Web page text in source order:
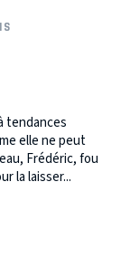
tendances
elle ne peut
Frédéric, fou
la laisser...